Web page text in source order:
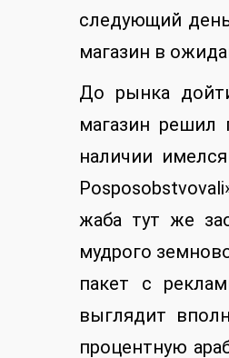
следующий
магазин в
До рынка
магазин решил
наличии
жаба тут же
мудрого
пакет с
выглядит
процентную